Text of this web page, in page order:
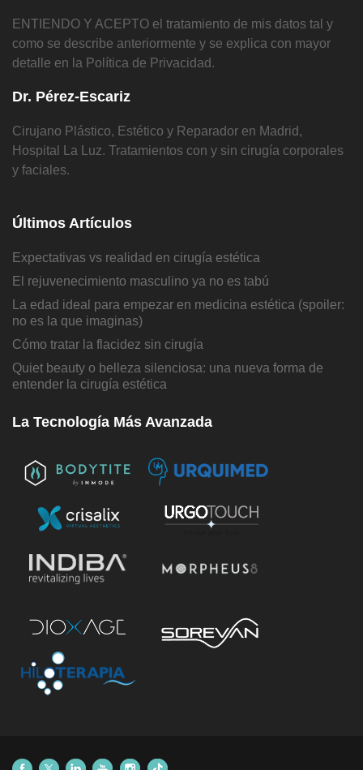
ENTIENDO Y ACEPTO el tratamiento de mis datos tal y
como se describe anteriormente y se explica con mayor
detalle en la Política de Privacidad.
Dr. Pérez-Escariz
Cirujano Plástico, Estético y Reparador en Madrid,
Hospital La Luz. Tratamientos con y sin cirugía corporales
y faciales.
Últimos Artículos
Expectativas vs realidad en cirugía estética
El rejuvenecimiento masculino ya no es tabú
La edad ideal para empezar en medicina estética (spoiler:
no es la que imaginas)
Cómo tratar la flacidez sin cirugía
Quiet beauty o belleza silenciosa: una nueva forma de
entender la cirugía estética
La Tecnología Más Avanzada